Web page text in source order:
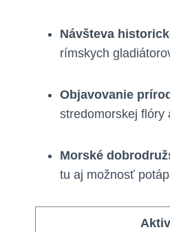
Návšteva
rímskych
Objavovanie
stredomorskej flóry
Morské
tu aj možnosť